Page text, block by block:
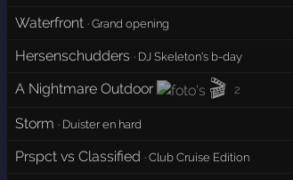
Waterfront ·Grand opening
Hersenschudders · DJ Skeleton's b-day
A Nightmare Outdoor
🎬 2
Storm · Duister en hard
Prspct vs Classified ·Club Cruise Edition